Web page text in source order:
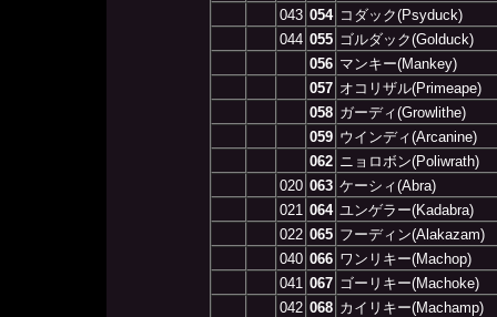
043 054 コダック(Psyduck)
044 055 ゴルダック(Golduck)
056 マンキー(Mankey)
057 オコリザル(Primeape)
058 ガーディ(Growlithe)
059 ウインディ(Arcanine)
062 ニョロボン(Poliwrath)
020 063 ケーシィ(Abra)
021 064 ユンゲラー(Kadabra)
022 065 フーディン(Alakazam)
040 066 ワンリキー(Machop)
041 067 ゴーリキー(Machoke)
042 068 カイリキー(Machamp)